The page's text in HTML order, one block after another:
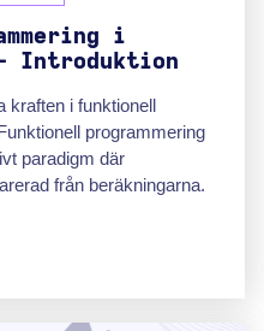
i
Introduktion
kraften i funktionell
programmering
paradigm där
från beräkningarna.